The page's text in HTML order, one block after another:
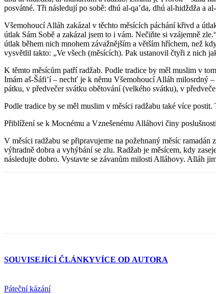
posvátné. Tři následují po sobě: dhú al-qa’da, dhú al-hidždža a
Všemohoucí Alláh zakázal v těchto měsících páchání křivd a
útlak Sám Sobě a zakázal jsem to i vám. Nečiňte si vzájemně
útlak během nich mnohem závažnějším a větším hříchem, než
vysvětlil takto: „Ve všech (měsících). Pak ustanovil čtyři z nich
K těmto měsícům patří radžab. Podle tradice by měl muslim v
Imám aš-Šáfi’í – nechť je k němu Všemohoucí Alláh milosrdný
pátku, v předvečer svátku obětování (velkého svátku), v
Podle tradice by se měl muslim v měsíci radžabu také více
Přiblížení se k Mocnému a Vznešenému Alláhovi činy
V měsíci radžabu se připravujeme na požehnaný měsíc
výhradně dobra a vyhýbání se zlu. Radžab je měsícem, kdy
následujte dobro. Vystavte se závanům milosti Alláhovy. Alláh
SOUVISEJÍCÍ ČLÁNKYVÍCE OD AUTORA
Páteční kázání